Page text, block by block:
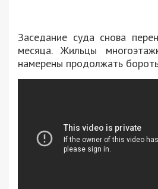
Заседание суда снова
месяца. Жильцы
намерены продолжать